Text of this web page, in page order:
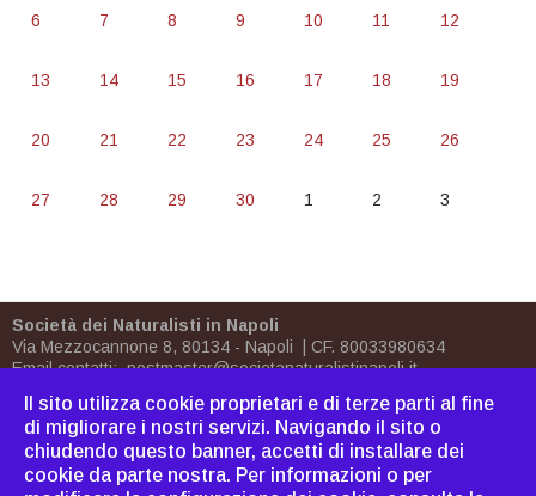
6 7 8 9 10 11 12
13 14 15 16 17 18 19
20 21 22 23 24 25 26
27 28 29 30 1 2 3
Società dei Naturalisti in Napoli
Via Mezzocannone 8, 80134 - Napoli | CF. 80033980634
Email contatti:postmaster@societanaturalistinapoli.it
PEC
postmaster@pec.societanaturalistinapoli.it
Come associarsi|Dove
siamo| Bornh | Cavoliniana|Sitemap|Webmaster
Il sito utilizza cookie proprietari e di terze parti al fine
di migliorare i nostri servizi. Navigando il sito o
chiudendo questo banner, accetti di installare dei
cookie da parte nostra. Per informazioni o per